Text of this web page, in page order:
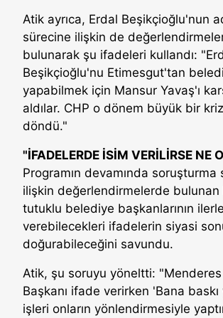
Atik ayrıca, Erdal Beşikçioğlu'nun
sürecine ilişkin de
bulunarak şu ifadeleri kullandı:
Beşikçioğlu'nu Etimesgut'tan
yapabilmek için Mansur Yavaş'ı
aldılar. CHP o dönem büyük bir
döndü."
"İFADELERDE İSİM VERİLİRSE NE
Programın devamında soruşturma
ilişkin değerlendirmelerde bulunan
tutuklu belediye başkanlarının
verebilecekleri ifadelerin siyasi
doğurabileceğini savundu.
Atik, şu soruyu yöneltti:
Başkanı ifade verirken 'Bana baskı
işleri onların yönlendirmesiyle